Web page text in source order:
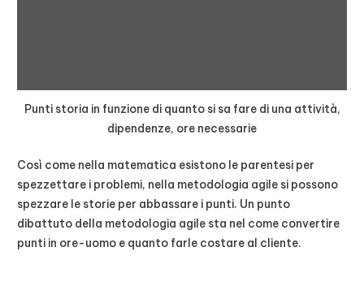
Punti storia in funzione di quanto si sa fare di una attività,
dipendenze, ore necessarie
Così come nella matematica esistono le parentesi per
spezzettare i problemi, nella metodologia agile si possono
spezzare le storie per abbassare i punti. Un punto
dibattuto della metodologia agile sta nel come convertire
punti in ore-uomo e quanto farle costare al cliente.